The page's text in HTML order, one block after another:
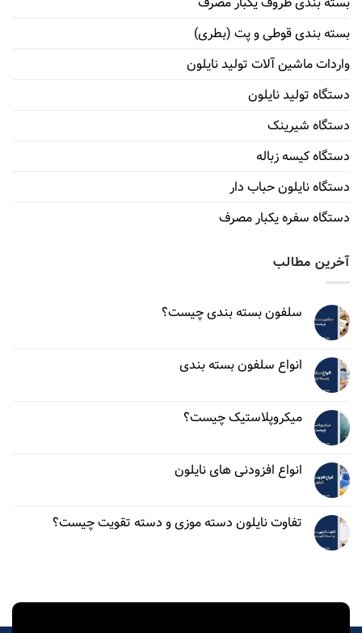
بسته بندی قوطی و پت (بطری)
واردات ماشین آلات تولید نایلون
دستگاه تولید نایلون
دستگاه شیرینک
دستگاه کیسه زباله
دستگاه نایلون حباب دار
دستگاه سفره یکبار مصرف
آخرین مطالب
سلفون بسته‌ بندی چیست؟
انواع سلفون بسته‌ بندی
میکروپلاستیک چیست؟
انواع افزودنی‌ های نایلون
تفاوت نایلون دسته موزی و دسته تقویت چیست؟